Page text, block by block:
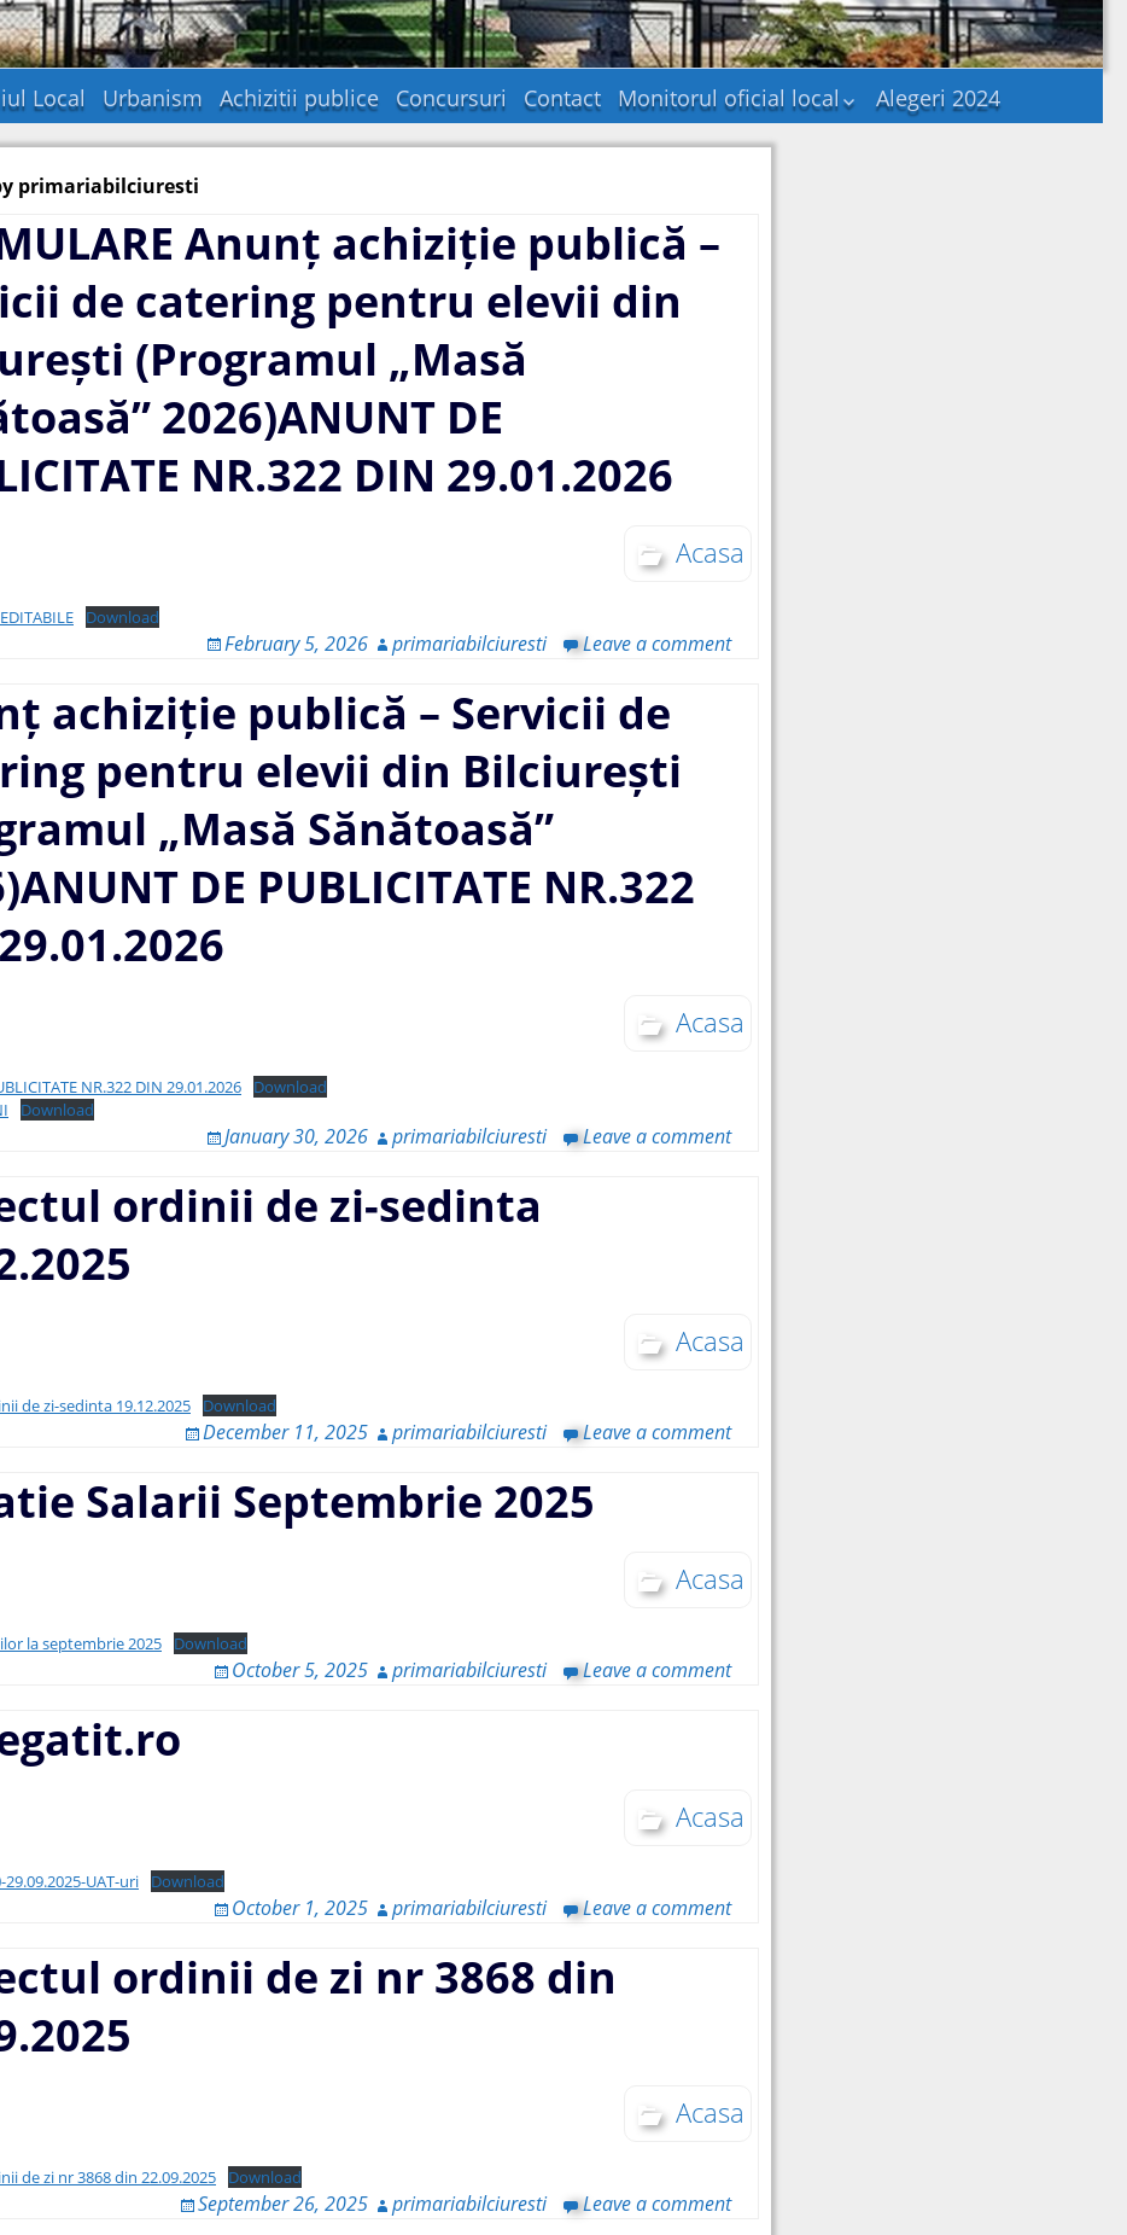
Local Urbanism Achizitii publice Concursuri Contact
Monitorul oficial local
Statutul unității
Regulamentele
privind procedurile
administrative
Hotararile autoritatii
deliberative
Alte documente
Alegeri 2024
primariabilciuresti
Anunț achiziție publică –
de catering pentru elevii din
(Programul „Masă
2026)ANUNT DE
NR.322 DIN 29.01.2026
Acasa
Download
February 5, 2026 primariabilciuresti Leave a comment
achiziție publică – Servicii de
pentru elevii din Bilciurești
„Masă Sănătoasă”
DE PUBLICITATE NR.322
Acasa
NR.322 DIN 29.01.2026
Download
Download
January 30, 2026 primariabilciuresti Leave a comment
ordinii de zi-sedinta
Acasa
de zi-sedinta 19.12.2025 Download
December 11, 2025 primariabilciuresti Leave a comment
Salarii Septembrie 2025
Acasa
la septembrie 2025 Download
October 5, 2025 primariabilciuresti Leave a comment
Acasa
UAT-uri Download
October 1, 2025 primariabilciuresti Leave a comment
ordinii de zi nr 3868 din
Acasa
de zi nr 3868 din 22.09.2025 Download
September 26, 2025 primariabilciuresti Leave a comment